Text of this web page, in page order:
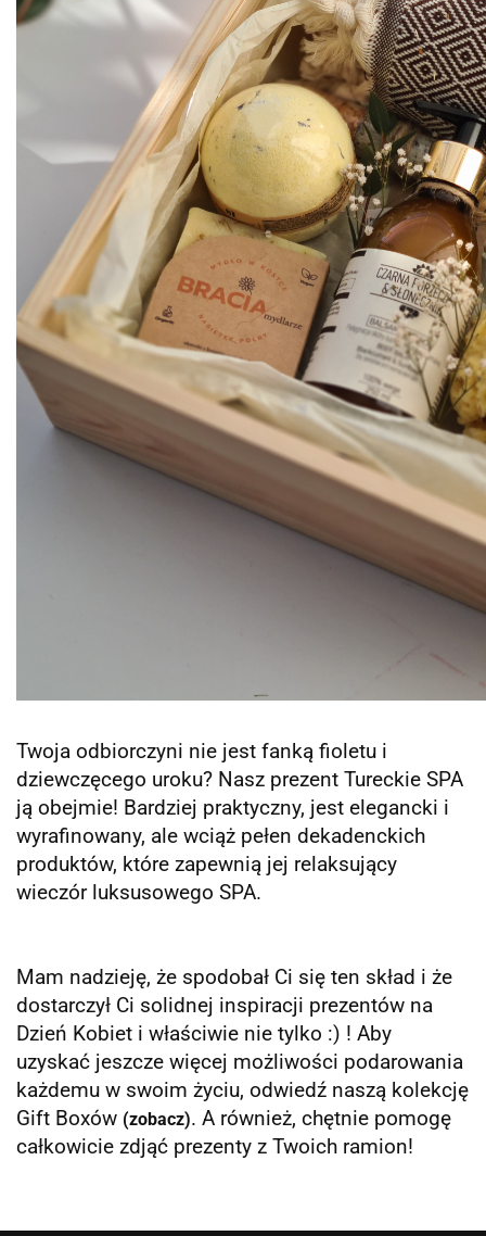
Twoja odbiorczyni nie jest fanką fioletu i
dziewczęcego uroku? Nasz prezent Tureckie SPA
ją obejmie! Bardziej praktyczny, jest elegancki i
wyrafinowany, ale wciąż pełen dekadenckich
produktów, które zapewnią jej relaksujący
wieczór luksusowego SPA.
Mam nadzieję, że spodobał Ci się ten skład i że
dostarczył Ci solidnej inspiracji prezentów na
Dzień Kobiet i właściwie nie tylko :) ! Aby
uzyskać jeszcze więcej możliwości podarowania
każdemu w swoim życiu, odwiedź naszą kolekcję
Gift Boxów (zobacz). A również, chętnie pomogę
całkowicie zdjąć prezenty z Twoich ramion!